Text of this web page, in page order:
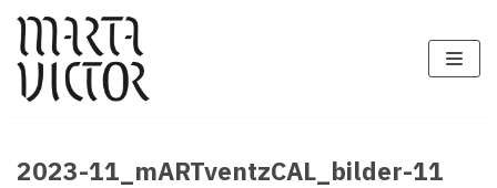
Zum
Inhalt
springen
2023-11_mARTventzCAL_bilder-11